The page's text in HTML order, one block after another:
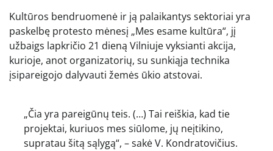
Kultūros bendruomenė ir ją palaikantys sektoriai yra
paskelbę protesto mėnesį „Mes esame kultūra“, jį
užbaigs lapkričio 21 dieną Vilniuje vyksianti akcija,
kurioje, anot organizatorių, su sunkiąja technika
įsipareigojo dalyvauti žemės ūkio atstovai.
„Čia yra pareigūnų teis. (…) Tai reiškia, kad tie
projektai, kuriuos mes siūlome, jų neįtikino,
supratau šitą sąlygą“, – sakė V. Kondratovičius.